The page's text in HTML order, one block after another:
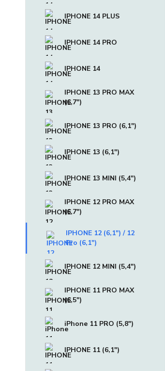
IPHONE 14 PLUS
IPHONE 14 PRO
IPHONE 14
IPHONE 13 PRO MAX
(6,7")
IPHONE 13 PRO (6,1")
IPHONE 13 (6,1")
IPHONE 13 MINI (5,4")
IPHONE 12 PRO MAX
(6,7")
IPHONE 12 (6,1") / 12
Pro (6,1")
IPHONE 12 MINI (5,4")
IPHONE 11 PRO MAX
(6,5")
iPhone 11 PRO (5,8")
IPHONE 11 (6,1")